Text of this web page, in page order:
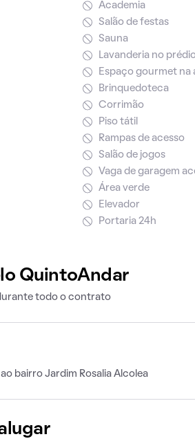
Academia
Salão de festas
Sauna
Lavanderia no prédio
Espaço gourmet na
Brinquedoteca
Corrimão
Piso tátil
Rampas de acesso
Salão de jogos
Vaga de garagem
Área verde
Elevador
Portaria 24h
QuintoAndar
todo o contrato
bairro Jardim Rosalia Alcolea